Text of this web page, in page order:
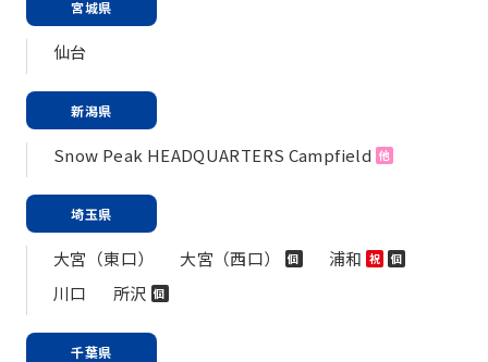
宮城県
仙台
新潟県
Snow Peak HEADQUARTERS Campfield 他
埼玉県
大宮（東口） 大宮（西口） 個 浦和 祝 個
川口 所沢 個
千葉県